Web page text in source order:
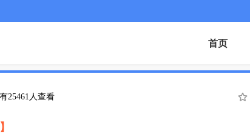
首页
25461人查看